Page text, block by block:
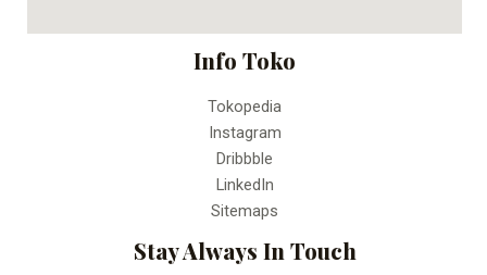
Info Toko
Tokopedia
Instagram
Dribbble
LinkedIn
Sitemaps
Stay Always In Touch